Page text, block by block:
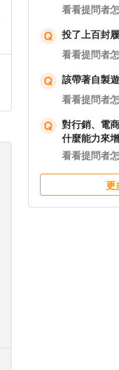
看看提問者
投了上百封
看看提問者
該帶著自製
看看提問者
對行銷、電
什麼能力來
看看提問者
更